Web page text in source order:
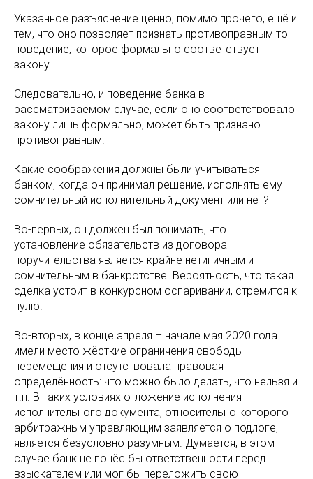
Указанное разъяснение ценно, помимо прочего, ещё и
тем, что оно позволяет признать противоправным то
поведение, которое формально соответствует
закону.
Следовательно, и поведение банка в
рассматриваемом случае, если оно соответствовало
закону лишь формально, может быть признано
противоправным.
Какие соображения должны были учитываться
банком, когда он принимал решение, исполнять ему
сомнительный исполнительный документ или нет?
Во-первых, он должен был понимать, что
установление обязательств из договора
поручительства является крайне нетипичным и
сомнительным в банкротстве. Вероятность, что такая
сделка устоит в конкурсном оспаривании, стремится к
нулю.
Во-вторых, в конце апреля – начале мая 2020 года
имели место жёсткие ограничения свободы
перемещения и отсутствовала правовая
определённость: что можно было делать, что нельзя и
т.п. В таких условиях отложение исполнения
исполнительного документа, относительно которого
арбитражным управляющим заявляется о подлоге,
является безусловно разумным. Думается, в этом
случае банк не понёс бы ответственности перед
взыскателем или мог бы переложить свою